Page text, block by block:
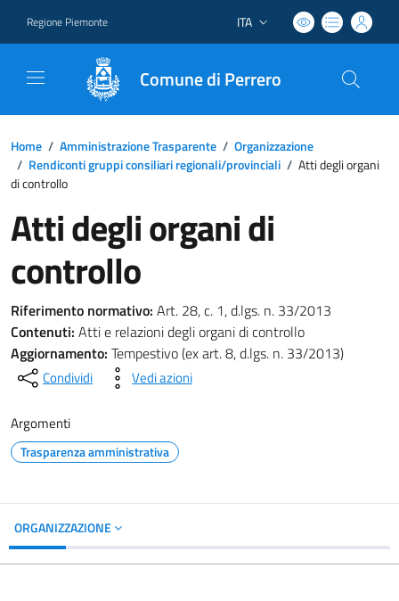
Regione Piemonte Lingua attiva:
ITA
Comune di Perrero
Home / Amministrazione Trasparente / Organizzazione
/ Rendiconti gruppi consiliari regionali/provinciali / Atti degli organi
di controllo
Atti degli organi di
controllo
Riferimento normativo: Art. 28, c. 1, d.lgs. n. 33/2013
Contenuti: Atti e relazioni degli organi di controllo
Aggiornamento: Tempestivo (ex art. 8, d.lgs. n. 33/2013)
Condividi Vedi azioni
Argomenti
Trasparenza amministrativa
ORGANIZZAZIONE